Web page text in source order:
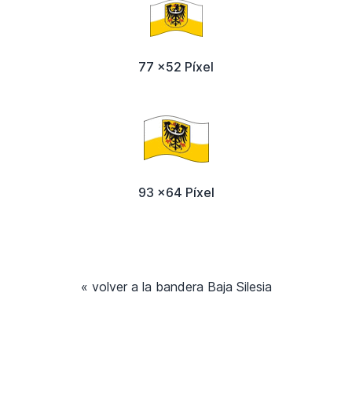
77 x52 Píxel
93 x64 Píxel
« volver a la bandera Baja Silesia